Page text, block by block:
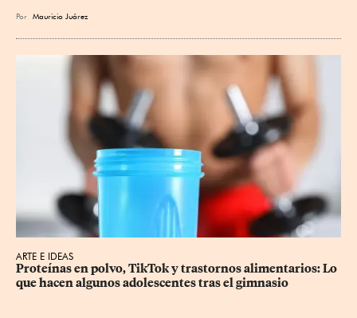
Por Mauricio Juárez
ARTE E IDEAS
Proteínas en polvo, TikTok y trastornos alimentarios: Lo
que hacen algunos adolescentes tras el gimnasio